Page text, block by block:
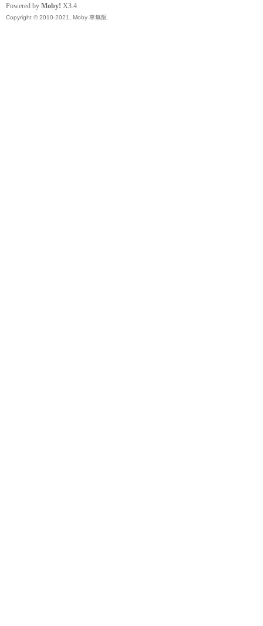
Powered by Moby! X3.4
Copyright © 2010-2021, Moby 車無限.